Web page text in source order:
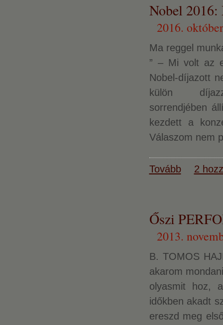
Nobel
2016.
Ma reggel
” – Mi volt az
Nobel-díjazott
külön
sorrendjében
kezdett a
Válaszom nem
Tovább 2
Őszi
2013.
B. TOMOS
akarom
olyasmit hoz,
időkben akadt
ereszd meg